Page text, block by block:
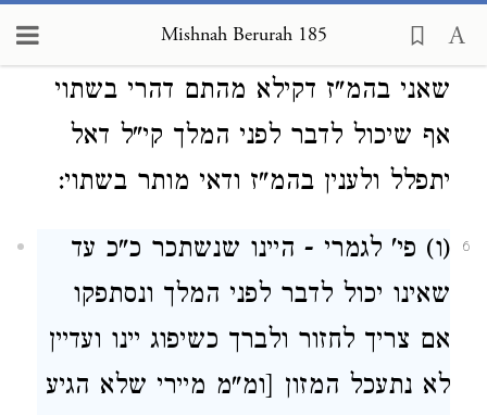
Mishnah Berurah 185
אם גם בבהמ"ז אמרי' הכי או דלמא
שאני בהמ"ז דקילא מהתם דהרי בשתוי
אף שיכול לדבר לפני המלך קי"ל דאל
יתפלל ולענין בהמ"ז ודאי מותר בשתוי:
6
(ו) פי' לגמרי - היינו שנשתכר כ"כ עד
שאינו יכול לדבר לפני המלך ונסתפקו
אם צריך לחזור ולברך כשיפוג יינו ועדיין
לא נתעכל המזון [ומ"מ מיירי שלא הגיע